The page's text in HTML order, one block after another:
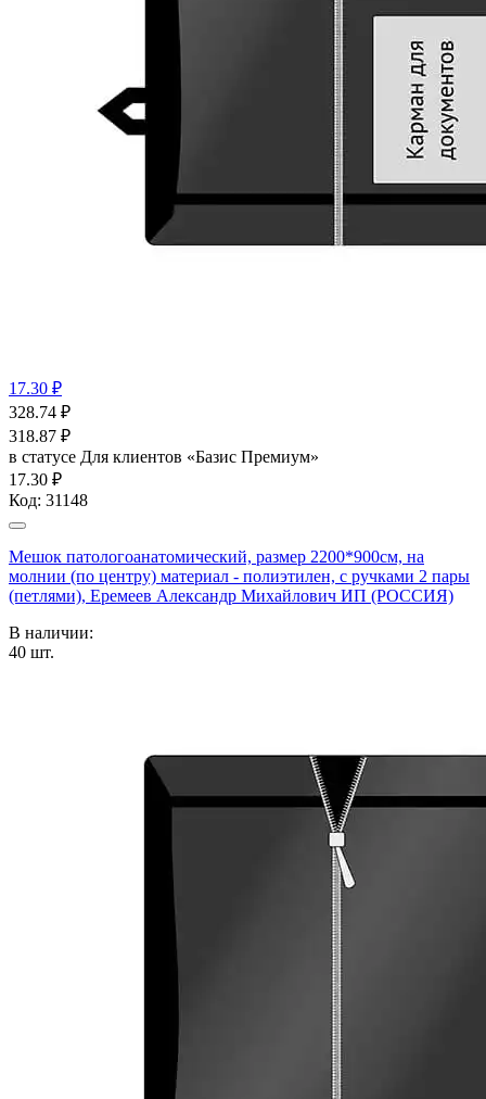
17.30 ₽
328.74 ₽
318.87 ₽
в статусе Для клиентов «Базис Премиум»
17.30 ₽
Код: 31148
Мешок патологоанатомический, размер 2200*900см, на
молнии (по центру) материал - полиэтилен, с ручками 2 пары
(петлями), Еремеев Александр Михайлович ИП (РОССИЯ)
В наличии:
40 шт.